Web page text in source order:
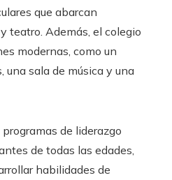
que abarcan
teatro. Además, el colegio
modernas, como un
una sala de música y una
de liderazgo
de todas las edades,
habilidades de